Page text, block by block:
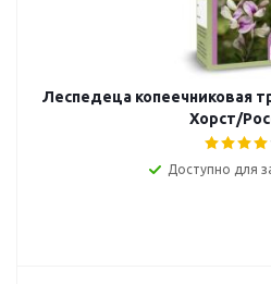
Леспедеца копеечниковая
Хорст/
Доступно для